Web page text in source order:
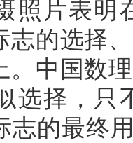
照片表明
志的选择
。中国数
选择，只
志的最终